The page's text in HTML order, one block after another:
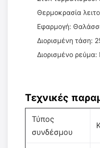
Θερμοκρασία
Εφαρμογή:
Διορισμένη τάση:
Διορισμένο ρεύμα:
Τεχνικές
Τύπος
συνδέσμου